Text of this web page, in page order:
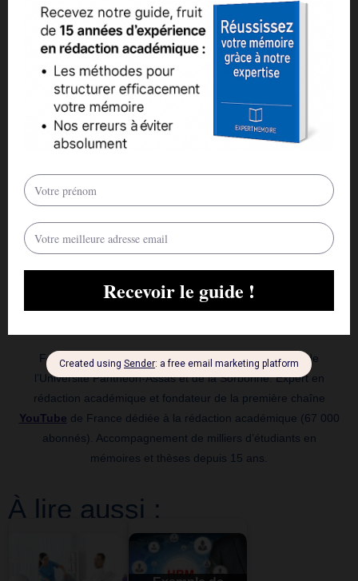
quelqu’un d’autre. Arriver à tout faire dans un délai aussi court
relève d’une prouesse, possible mais qui va nécessiter des
sacrifices, d’être très efficace, et sera mobilisateur et source de
stress.
Ceci étant dit, nous espérons que ces quelques conseils vont
aider celles et ceux qui sont dans cette configuration.
Fondateur d’ Expertmemoire.com en 2010, diplômé de
l’Université Panthéon-Assas et de la Sorbonne. Expert en
rédaction académique et fondateur de la première chaîne
YouTube de France dédiée à la rédaction académique (67 000
abonnés). Accompagnement de milliers d’étudiants en
mémoires et thèses depuis 15 ans.
À lire aussi :